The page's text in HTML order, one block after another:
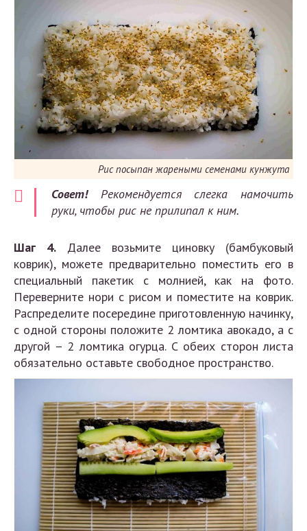
Рис посыпан жареными семенами кунжута
Совет!Рекомендуется слегка намочить
руки, чтобы рис не прилипал к ним.
Шаг 4. Далее возьмите циновку (бамбуковый
коврик), можете предварительно поместить его в
специальный пакетик с молнией, как на фото.
Переверните нори с рисом и поместите на коврик.
Распределите посередине приготовленную начинку,
с одной стороны положите 2 ломтика авокадо, а с
другой – 2 ломтика огурца. С обеих сторон листа
обязательно оставьте свободное пространство.